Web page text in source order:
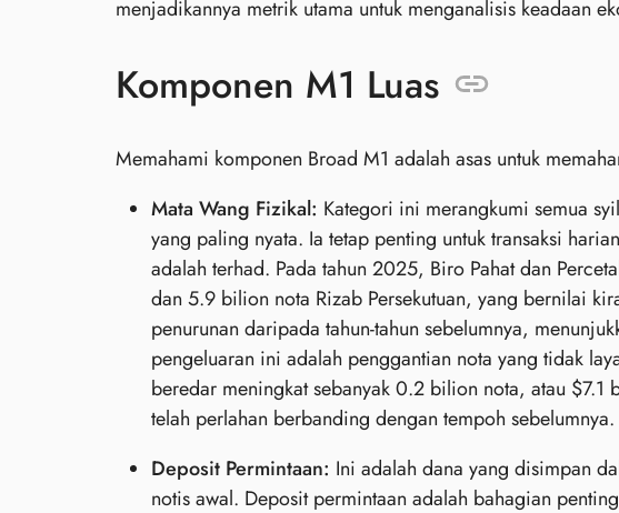
menjadikannya metrik utama untuk menganalisis keadaan
Komponen M1 Luas
Memahami komponen Broad M1 adalah asas untuk
Mata Wang Fizikal: Kategori ini merangkumi semua
yang paling nyata. Ia tetap penting untuk transaksi
adalah terhad. Pada tahun 2025, Biro Pahat dan
dan 5.9 bilion nota Rizab Persekutuan, yang bernilai
penurunan daripada tahun-tahun sebelumnya,
pengeluaran ini adalah penggantian nota yang tidak
beredar meningkat sebanyak 0.2 bilion nota, atau
telah perlahan berbanding dengan tempoh sebelumnya.
Deposit Permintaan: Ini adalah dana yang disimpan
notis awal. Deposit permintaan adalah bahagian